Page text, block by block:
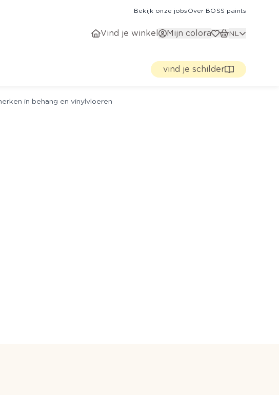
Bekijk onze jobs Over BOSS paints
Vind je winkel Mijn colora NL
vind je schilder
in behang en vinylvloeren